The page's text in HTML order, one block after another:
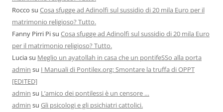
Rocco su Cosa sfugge ad Adinolfi sul sussidio di 20 mila Euro per il
matrimonio religioso? Tutto.
Fanny Pirri Pisu Cosa sfugge ad Adinolfi sul sussidio di 20 mila Euro
per il matrimonio religioso? Tutto.
Luciasu Meglio un ayatollah in casa che un pontifeSSo alla porta
admin su I Manuali di Pontilex.org: Smontare la truffa di OPPT
[EDITED]
admin su L’amico dei pontilessi è un censore …
admin su Gli psicologi e gli psichiatri cattolici.